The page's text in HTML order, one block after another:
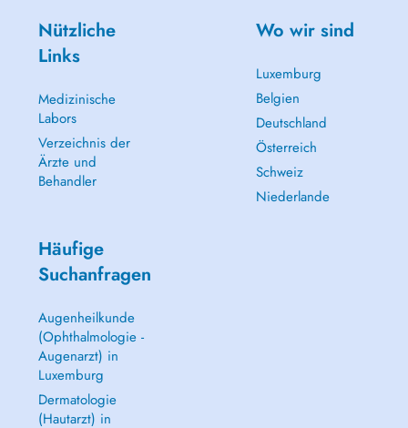
Nützliche
Links
Medizinische
Labors
Verzeichnis der
Ärzte und
Behandler
Wo wir sind
Luxemburg
Belgien
Deutschland
Österreich
Schweiz
Niederlande
Häufige
Suchanfragen
Augenheilkunde
(Ophthalmologie -
Augenarzt) in
Luxemburg
Dermatologie
(Hautarzt) in